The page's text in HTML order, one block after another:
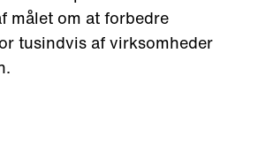
målet om at forbedre
tusindvis af virksomheder